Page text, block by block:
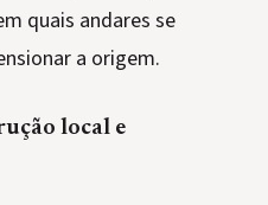
quais andares se
a origem.
local e